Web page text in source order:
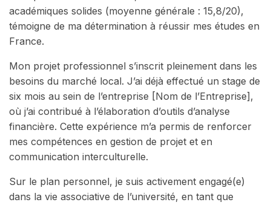
académiques solides (moyenne générale : 15,8/20),
témoigne de ma détermination à réussir mes études en
France.
Mon projet professionnel s’inscrit pleinement dans les
besoins du marché local. J’ai déjà effectué un stage de
six mois au sein de l’entreprise [Nom de l’Entreprise],
où j’ai contribué à l’élaboration d’outils d’analyse
financière. Cette expérience m’a permis de renforcer
mes compétences en gestion de projet et en
communication interculturelle.
Sur le plan personnel, je suis activement engagé(e)
dans la vie associative de l’université, en tant que